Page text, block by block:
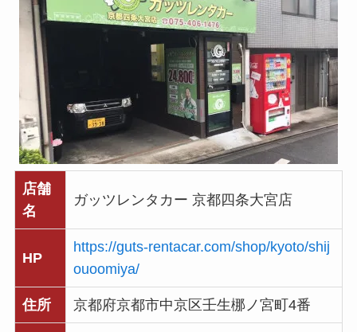
店舗
名
ガッツレンタカー 京都四条大宮店
HP
https://guts-rentacar.com/shop/kyoto/shij
ouoomiya/
住所 京都府京都市中京区壬生梛ノ宮町4番